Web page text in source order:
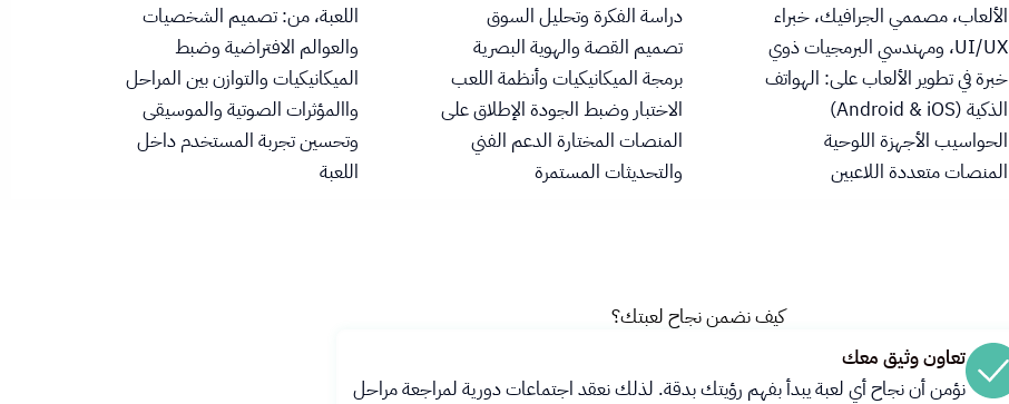
الألعاب، مصممي الجرافيك، خبراء
UI/UX، ومهندسي البرمجيات ذوي
خبرة في تطوير الألعاب على: الهواتف
الذكية (Android & iOS)
الحواسيب الأجهزة اللوحية
المنصات متعددة اللاعبين
دراسة الفكرة وتحليل السوق
تصميم القصة والهوية البصرية
برمجة الميكانيكيات وأنظمة اللعب
الاختبار وضبط الجودة الإطلاق على
المنصات المختارة الدعم الفني
والتحديثات المستمرة
اللعبة، من: تصميم الشخصيات
والعوالم الافتراضية وضبط
الميكانيكيات والتوازن بين المراحل
واالمؤثرات الصوتية والموسيقى
وتحسين تجربة المستخدم داخل
اللعبة
كيف نضمن نجاح لعبتك؟
تعاون وثيق معك
نؤمن أن نجاح أي لعبة يبدأ بفهم رؤيتك بدقة. لذلك نعقد اجتماعات دورية لمراجعة مراحل